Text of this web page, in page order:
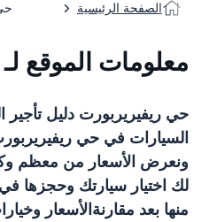
الصفحة الرئيسية
معلومات الموقع
حي ريفيريربورت دليل تأجير
السيارات في حي
ونعرض الأسعار من معظم
لك اختيار سيارتك وحجزها
منها بعد مقارنةالأسعار